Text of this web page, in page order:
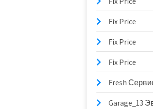
Fix Price
Fix Price
Fix Price
Fresh
Garage_13